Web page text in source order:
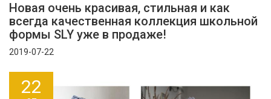
Новая очень красивая, стильная и как
всегда качественная коллекция школьной
формы SLY уже в продаже!
2019-07-22
22